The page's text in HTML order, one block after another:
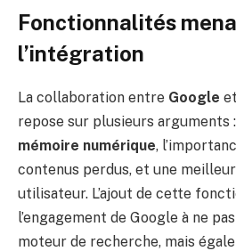
Fonctionnalités
l’intégration
La collaboration entre Google
repose sur plusieurs arguments
mémoire numérique,
contenus perdus, et une
utilisateur. L’ajout de cette
l’engagement de Google à ne
moteur de recherche, mais